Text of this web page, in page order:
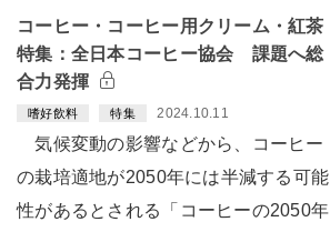
コーヒー・コーヒー用クリーム・紅茶
特集：全日本コーヒー協会 課題へ総
合力発揮
嗜好飲料 特集 2024.10.11
気候変動の影響などから、コーヒー
の栽培適地が2050年には半減する可能
性があるとされる「コーヒーの2050年